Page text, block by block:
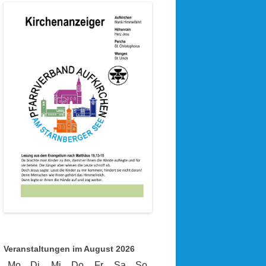
Veranstaltungen im August 2026